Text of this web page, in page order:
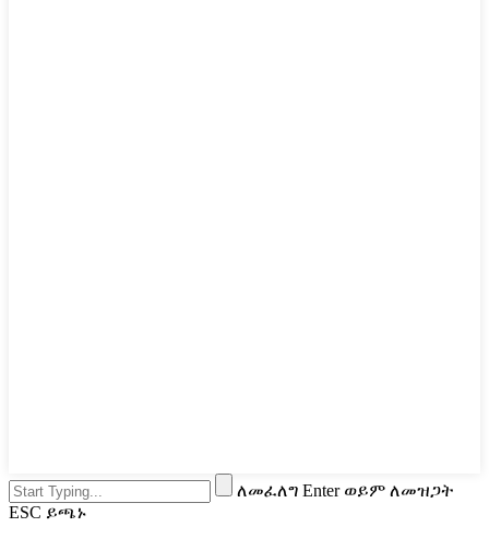
ለመፈለግ Enter ወይም ለመዝጋት
ESC ይጫኑ